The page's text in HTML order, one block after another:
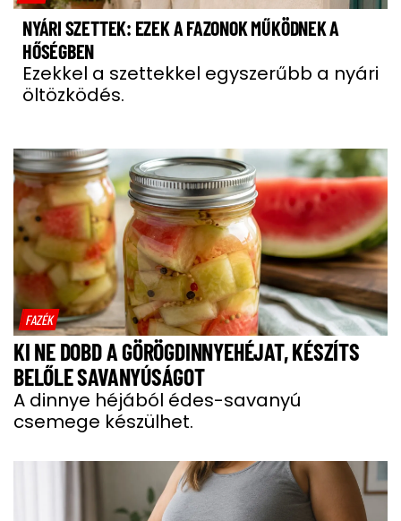
NYÁRI SZETTEK: EZEK A FAZONOK MŰKÖDNEK A
HŐSÉGBEN
Ezekkel a szettekkel egyszerűbb a nyári
öltözködés.
FAZÉK
KI NE DOBD A GÖRÖGDINNYEHÉJAT, KÉSZÍTS
BELŐLE SAVANYÚSÁGOT
A dinnye héjából édes-savanyú
csemege készülhet.